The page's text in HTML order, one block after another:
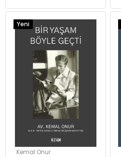
Kemal Onur
Yeni